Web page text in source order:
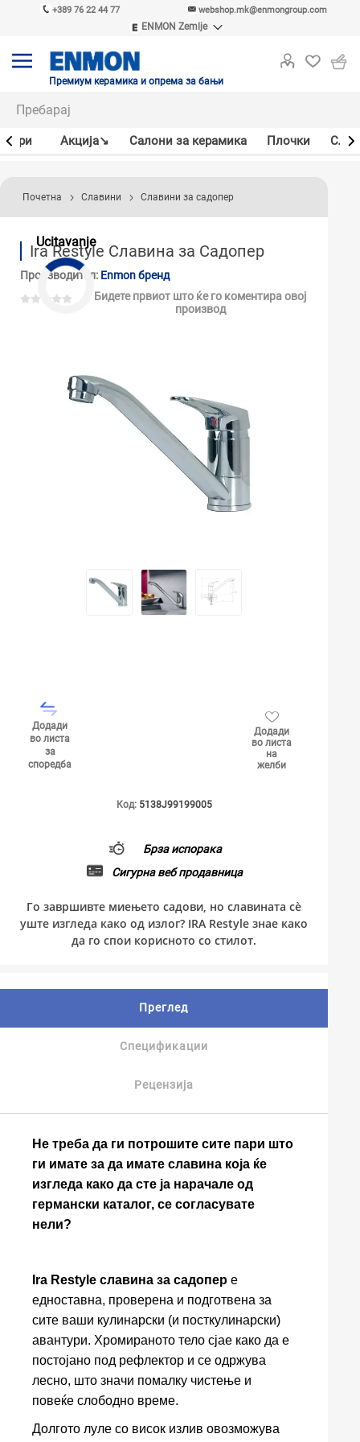
+389 76 22 44 77 webshop.mk@enmongroup.com
ENMON Zemlje
ENMON MKD
Премиум керамика и опрема за бањи
Акцијa↘ Салони за керамика Плочки
Ucitavanje
Почетна Славини Славини за садопер
Ira Restyle Славина за Садопер
Производител: Enmon бренд
Бидете првиот што ќе го коментира овој
производ
Додади
во листа
за
споредба
Додади
во листа
на
желби
Код: 5138J99199005
Брза испорака
Сигурна веб продавница
Го завршивте миењето садови, но славината сè
уште изгледа како од излог? IRA Restyle знае како
да го спои корисното со стилот.
Преглед
Спецификации
Рецензија
Не треба да ги потрошите сите пари што
ги имате за да имате славина која ќе
изгледа како да сте ја нарачале од
германски каталог, се согласувате
нели?
Ira Restyle славина за садопер е
едноставна, проверена и подготвена за
сите ваши кулинарски (и посткулинарски)
авантури. Хромираното тело сјае како да е
постојано под рефлектор и се одржува
лесно, што значи помалку чистење и
повеќе слободно време.
Долгото луле со висок излив овозможува